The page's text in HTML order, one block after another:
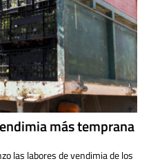
más temprana
las labores de vendimia de los